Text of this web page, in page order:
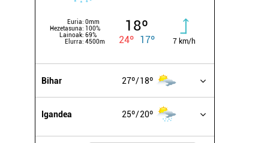
Euria: 0mm
Hezetasuna: 100%
Lainoak: 69%
Elurra: 4500m
18º
24º 17º 7 km/h
Bihar 27º 18º
Igandea 25º 20º